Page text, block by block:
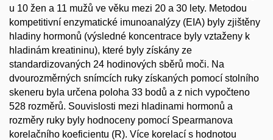
u 10 žen a 11 mužů ve věku mezi 20 a 30 lety. Metodou
kompetitivní enzymatické imunoanalýzy (EIA) byly zjištěny
hladiny hormonů (výsledné koncentrace byly vztaženy k
hladinám kreatininu), které byly získány ze
standardizovaných 24 hodinových sběrů moči. Na
dvourozměrných snímcích ruky získaných pomocí stolního
skeneru byla určena poloha 33 bodů a z nich vypočteno
528 rozměrů. Souvislosti mezi hladinami hormonů a
rozměry ruky byly hodnoceny pomocí Spearmanova
korelačního koeficientu (R). Více korelací s hodnotou